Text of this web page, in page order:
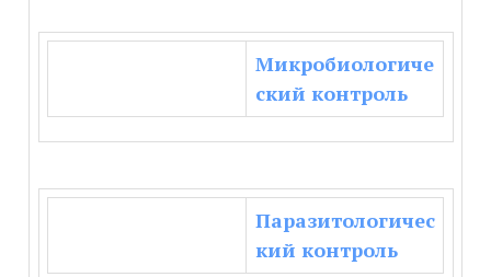
Микробиологиче
ский контроль
Паразитологичес
кий контроль